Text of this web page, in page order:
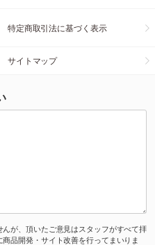
特定商取引法に基づく表示
サイトマップ
が、頂いたご意見はスタッフがすべて拝
品開発・サイト改善を行ってまいりま